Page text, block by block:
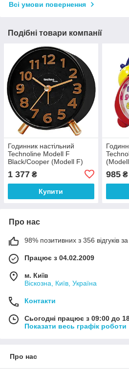
Всі умови повернення
Подібні товари компанії
Годинник настільний
Technoline Modell F
Black/Cooper (Modell F)
1 377 ₴
Купити
985₴
Про нас
98% позитивних з 356 відгуків за
Працює з 04.02.2009
м. Київ
Віскозна, Київ, Україна
Контакти
Сьогодні працює з 09:00 до
Показати весь графік роботи
Про нас